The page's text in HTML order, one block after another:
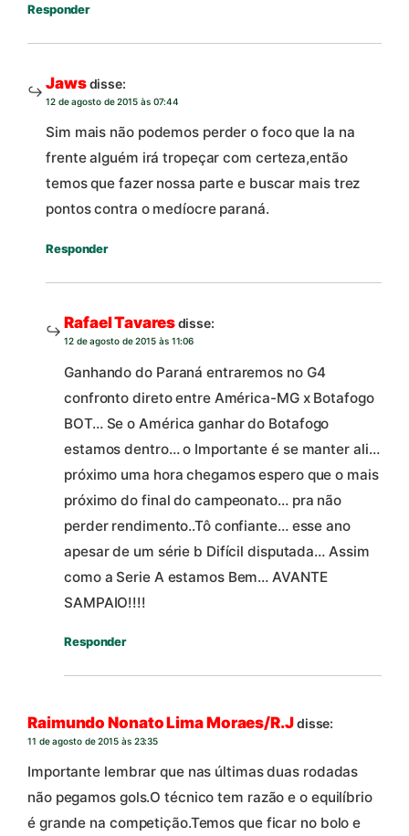
Responder
Jawsdisse:
12 de agosto de 2015 às 07:44
Sim mais não podemos perder o foco que la na
frente alguém irá tropeçar com certeza,então
temos que fazer nossa parte e buscar mais trez
pontos contra o medíocre paraná.
Responder
Rafael Tavaresdisse:
12 de agosto de 2015 às 11:06
Ganhando do Paraná entraremos no G4
confronto direto entre América-MG x Botafogo
BOT… Se o América ganhar do Botafogo
estamos dentro… o Importante é se manter ali…
próximo uma hora chegamos espero que o mais
próximo do final do campeonato… pra não
perder rendimento..Tô confiante… esse ano
apesar de um série b Difícil disputada… Assim
como a Serie A estamos Bem… AVANTE
SAMPAIO!!!!
Responder
Raimundo Nonato Lima Moraes/R.Jdisse:
11 de agosto de 2015 às 23:35
Importante lembrar que nas últimas duas rodadas
não pegamos gols.O técnico tem razão e o equilíbrio
é grande na competição.Temos que ficar no bolo e